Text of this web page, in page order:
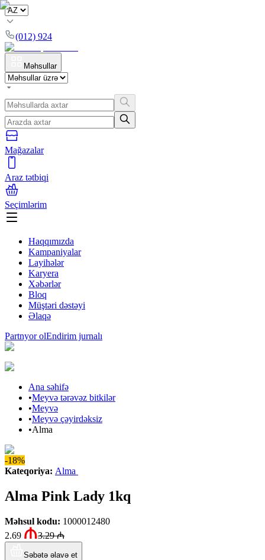
(012) 924
Məhsullar
Mağazalar
Araz tətbiqi
Seçimlərim
Haqqımızda
Kampaniyalar
Layihələr
Karyera
Xəbərlər
Bloq
Müştəri dəstəyi
Əlaqə
Partnyor olEndirim jurnalı
Ana səhifə
•Meyvə tərəvəz bitkilər
•Meyvə
•Meyvə çəyirdəksiz
•Alma
-18%
Kateqoriya: Alma
Alma Pink Lady 1kq
Məhsul kodu: 1000012480
2.69
3.29₼
Səbətə əlavə et